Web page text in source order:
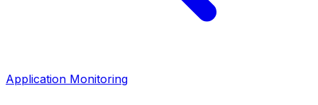
Application Monitoring